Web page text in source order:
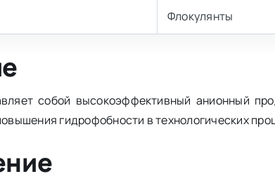
Флокулянты
собой высокоэффективный анионный
гидрофобности в технологических